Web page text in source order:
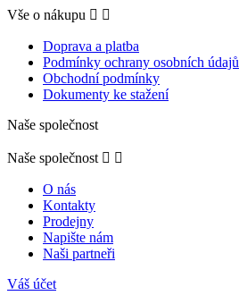
Vše o nákupu  
Doprava a platba
Podmínky ochrany osobních údajů
Obchodní podmínky
Dokumenty ke stažení
Naše společnost
Naše společnost  
O nás
Kontakty
Prodejny
Napište nám
Naši partneři
Váš účet